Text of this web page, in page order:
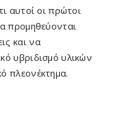
αυτοί οι πρώτοι
προμηθεύονται
και να
υβριδισμό υλικών
πλεονέκτημα.